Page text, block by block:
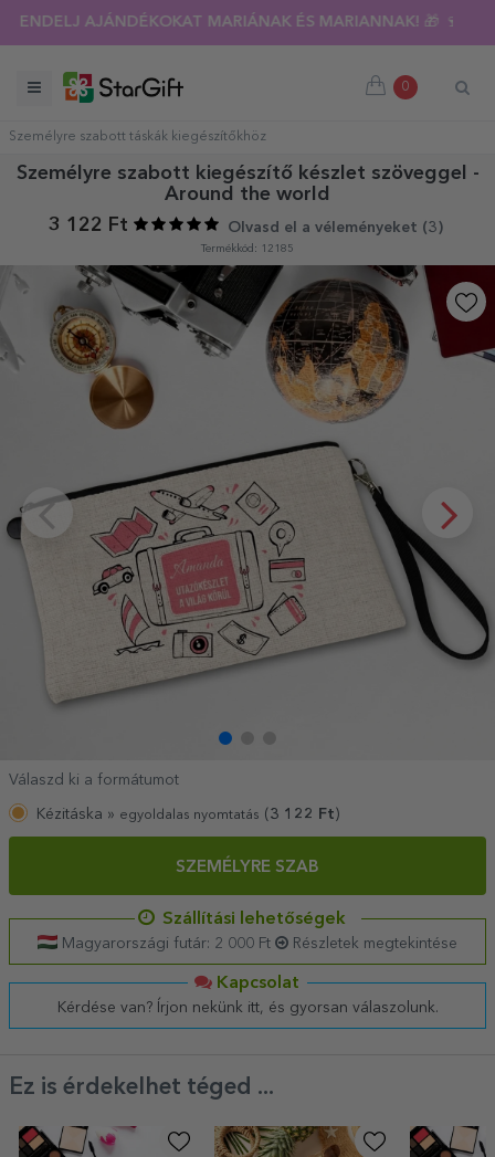
RENDELJ AJÁNDÉKOKAT MARIÁNAK ÉS MARIANNAK! 🎁 🍷
0
Személyre szabott táskák kiegészítőkhöz
Személyre szabott kiegészítő készlet szöveggel -
Around the world
3 122 Ft
Olvasd el a véleményeket (3 )
Termékkód: 12185
Válaszd ki a formátumot
Kézitáska » egyoldalas nyomtatás ( 3 122 Ft )
SZEMÉLYRE SZAB
Szállítási lehetőségek
Magyarországi futár: 2 000 Ft Részletek megtekintése
Kapcsolat
Kérdése van? Írjon nekünk itt, és gyorsan válaszolunk.
Ez is érdekelhet téged ...